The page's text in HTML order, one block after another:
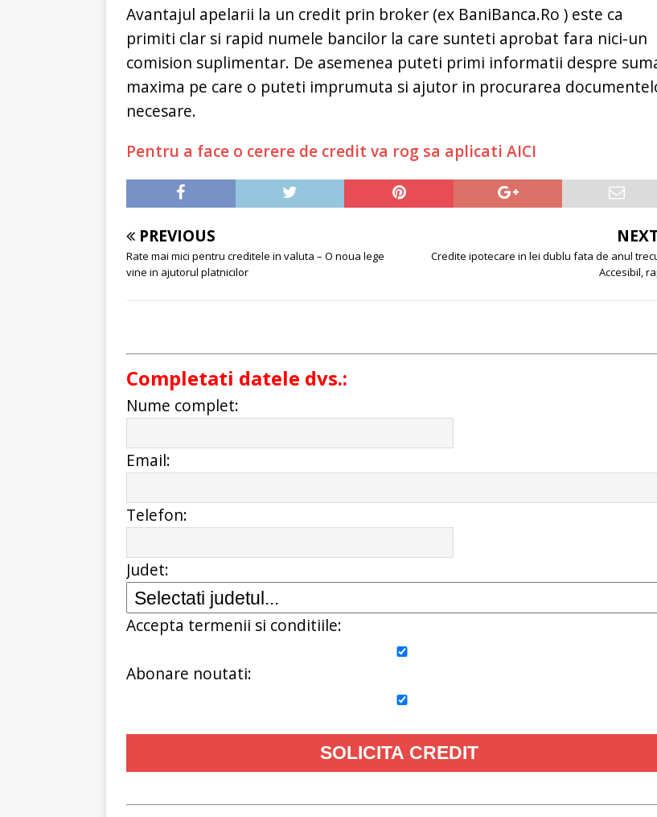
Avantajul apelarii la un credit prin broker (ex BaniBanca.Ro ) este ca
primiti clar si rapid numele bancilor la care sunteti aprobat fara nici-un
comision suplimentar. De asemenea puteti primi informatii despre
maxima pe care o puteti imprumuta si ajutor in procurarea
necesare.
Pentru a face o cerere de credit va rog sa aplicati AICI
PREVIOUS
Rate mai mici pentru creditele in valuta – O noua lege
vine in ajutorul platnicilor
NEXT
Credite ipotecare in lei dublu fata de anul
Accesibil,
Completati datele dvs.:
Nume complet:
Email:
Telefon:
Judet:
Accepta termenii si conditiile:
Abonare noutati: